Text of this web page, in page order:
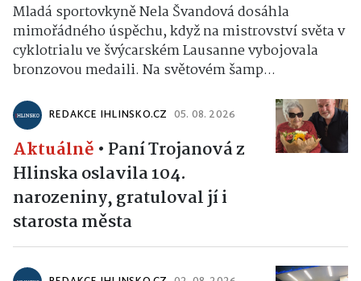
Mladá sportovkyně Nela Švandová dosáhla
mimořádného úspěchu, když na mistrovství světa v
cyklotrialu ve švýcarském Lausanne vybojovala
bronzovou medaili. Na světovém šamp...
REDAKCE IHLINSKO.CZ 05. 08. 2026
Aktuálně • Paní Trojanová z
Hlinska oslavila 104.
narozeniny, gratuloval jí i
starosta města